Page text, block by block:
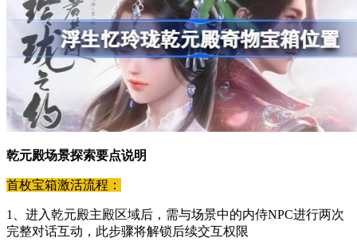
乾元殿场景探索要点说明
首枚宝箱激活流程：
1、进入乾元殿主殿区域后，需与场景中的内侍NPC进行两次
完整对话互动，此步骤将解锁后续交互权限